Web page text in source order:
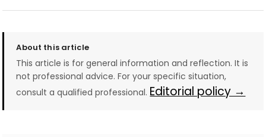
About this article
This article is for general information and reflection. It is
not professional advice. For your specific situation,
consult a qualified professional. Editorial policy →